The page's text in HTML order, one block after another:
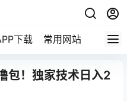
下载 常用网站
包！独家技术日入2